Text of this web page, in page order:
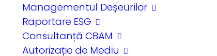
Managementul Deșeurilor
Raportare ESG
Consultanță CBAM
Autorizație de Mediu
Colectare
echipamente IT